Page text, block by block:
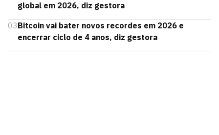
global em 2026, diz gestora
03Bitcoin vai bater novos recordes em 2026 e
encerrar ciclo de 4 anos, diz gestora